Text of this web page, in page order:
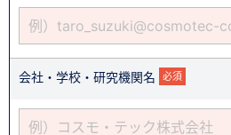
会社・学校・研究機関名 必須